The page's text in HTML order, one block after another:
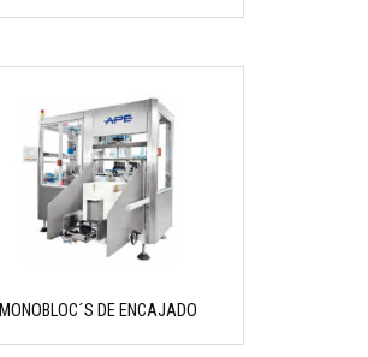
MONOBLOC´S DE ENCAJADO